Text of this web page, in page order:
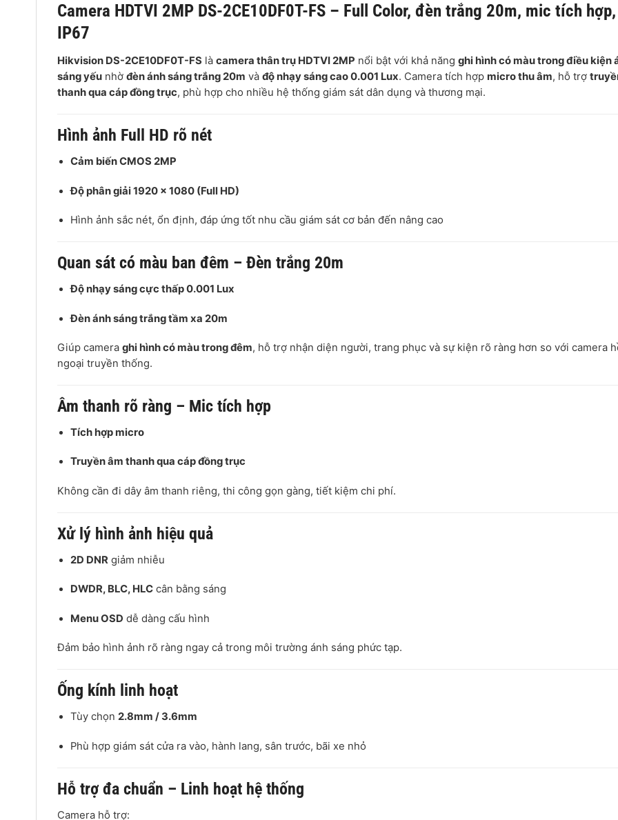
Camera HDTVI 2MP DS-2CE10DF0T-FS – Full Color, đèn trắng 20m, mic tích hợp,
IP67
Hikvision DS-2CE10DF0T-FS là camera thân trụ HDTVI 2MP nổi bật với khả năng ghi hình có màu trong điều kiện
sáng yếu nhờ đèn ánh sáng trắng 20m và độ nhạy sáng cao 0.001 Lux. Camera tích hợp micro thu âm, hỗ trợ
thanh qua cáp đồng trục, phù hợp cho nhiều hệ thống giám sát dân dụng và thương mại.
Hình ảnh Full HD rõ nét
Cảm biến CMOS 2MP
Độ phân giải 1920 × 1080 (Full HD)
Hình ảnh sắc nét, ổn định, đáp ứng tốt nhu cầu giám sát cơ bản đến nâng cao
Quan sát có màu ban đêm – Đèn trắng 20m
Độ nhạy sáng cực thấp 0.001 Lux
Đèn ánh sáng trắng tầm xa 20m
Giúp camera ghi hình có màu trong đêm, hỗ trợ nhận diện người, trang phục và sự kiện rõ ràng hơn so với camera
ngoại truyền thống.
Âm thanh rõ ràng – Mic tích hợp
Tích hợp micro
Truyền âm thanh qua cáp đồng trục
Không cần đi dây âm thanh riêng, thi công gọn gàng, tiết kiệm chi phí.
Xử lý hình ảnh hiệu quả
2D DNR giảm nhiễu
DWDR, BLC, HLC cân bằng sáng
Menu OSD dễ dàng cấu hình
Đảm bảo hình ảnh rõ ràng ngay cả trong môi trường ánh sáng phức tạp.
Ống kính linh hoạt
Tùy chọn2.8mm / 3.6mm
Phù hợp giám sát cửa ra vào, hành lang, sân trước, bãi xe nhỏ
Hỗ trợ đa chuẩn – Linh hoạt hệ thống
Camera hỗ trợ: